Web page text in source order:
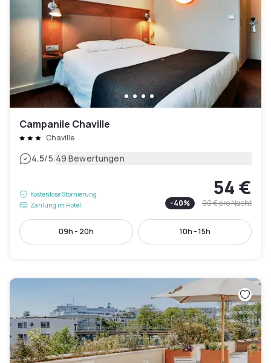
Campanile Chaville
Chaville
4.5/5|49 Bewertungen
Kostenlose Stornierung
Zahlung im Hotel
54 €
-40% 90 €pro Nacht
09h - 20h 10h - 15h